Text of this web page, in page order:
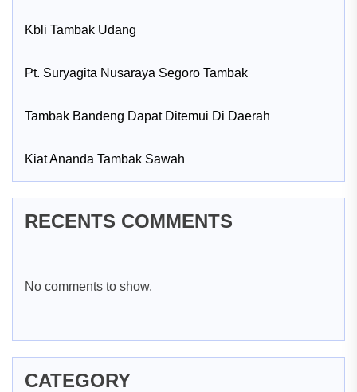
Kbli Tambak Udang
Pt. Suryagita Nusaraya Segoro Tambak
Tambak Bandeng Dapat Ditemui Di Daerah
Kiat Ananda Tambak Sawah
RECENTS COMMENTS
No comments to show.
CATEGORY